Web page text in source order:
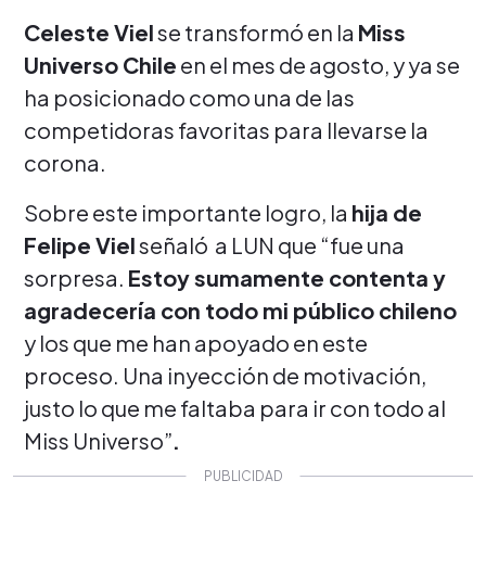
Celeste Vielse transformó en la Miss
Universo Chile en el mes de agosto, y ya se
ha posicionado como una de las
competidoras favoritas para llevarse la
corona.
Sobre este importante logro, la hija de
Felipe Vielseñaló a LUN que “fue una
sorpresa. Estoy sumamente contenta y
agradecería con todo mi público chileno
y los que me han apoyado en este
proceso. Una inyección de motivación,
justo lo que me faltaba para ir con todo al
Miss Universo”.